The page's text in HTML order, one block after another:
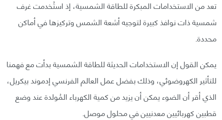
تعد من الاستخدامات المبكرة للطاقة الشمسية، إذ استُخدمت غرف
شمسية ذات نوافذ كبيرة لتوجيه أشعة الشمس وتركيزها في أماكن
محددة.
يمكن القول إن الاستخدامات الحديثة للطاقة الشمسية بدأت مع فهمنا
للتأثير الكهروضوئي، وذلك بفضل عمل العالم الفرنسي إدموند بيكريل،
الذي أقر أن الضوء يمكن أن يزيد من كمية الكهرباء المُولدة عند وضع
قطبين كهربائيين معدنيين في محلول موصل.